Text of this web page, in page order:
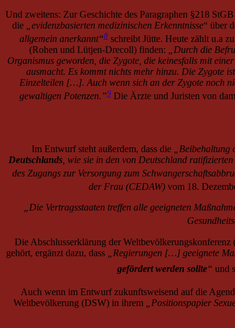
Und zweitens: Zur Geschichte des Paragraphen §218
die
„evidenzbasierten medizinischen Erkenntnisse“ über
allgemein anerkannt“8schreibt Jütte. Heute zählt u.a
(Rohen und Lütjen-Drecoll) finden: „Durch die
Organismus geworden, die Zygote, die keinesfalls mit
ausmacht. Es kommt nichts mehr hinzu. Die Zygote
Einzelteilen […]. Auch wenn sich an der Zygote noch
gewaltigen Potenzen.”9Die Ärzte und Juristen von
Im Entwurf steht außerdem, dass die
Deutschlands, wie sie in den von Deutschland
des Zugangs zur Versorgung zum
der Frau (CEDAW) vom 18.
„Die Vertragsstaaten treffen alle geeigneten
Die Abschlusserklärung der
gehört, ergänzt dazu, dass
„Regierungen […] geeignete
gefördert werden sollte“ und
Auch wenn im Entwurf zukunftsweisend auf die
Weltbevölkerung (DSW) in ihrem
„Positionspapier